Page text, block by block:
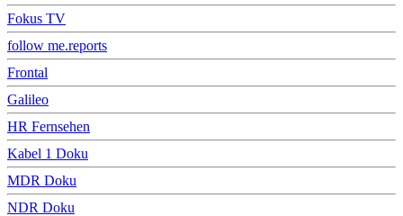
Fokus TV
follow me.reports
Frontal
Galileo
HR Fernsehen
Kabel 1 Doku
MDR Doku
NDR Doku